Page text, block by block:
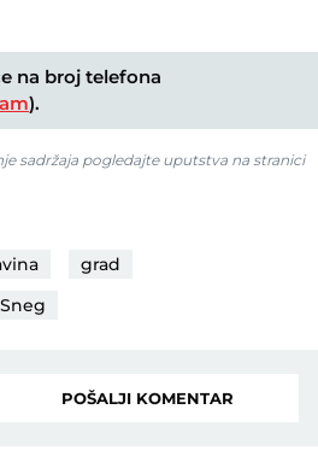
na broj telefona
).
sadržaja pogledajte uputstva na stranici
grad
Sneg
POŠALJI KOMENTAR